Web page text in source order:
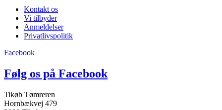
Kontakt os
Vi tilbyder
Anmeldelser
Privatlivspolitik
Facebook
Følg os på Facebook
Tikøb Tømreren
Hornbækvej 479